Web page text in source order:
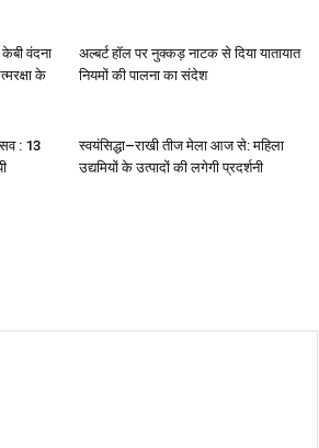
वंदना
के
अल्बर्ट हॉल पर नुक्कड़ नाटक से दिया यातायात
नियमों की पालना का संदेश
: 13
स्वयंसिद्धा–राखी तीज मेला आज से: महिला
उद्यमियों के उत्पादों की लगेगी प्रदर्शनी